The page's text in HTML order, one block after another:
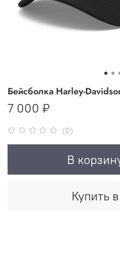
(0)
Бейсболка Harley-
7 000 ₽
В
Купить